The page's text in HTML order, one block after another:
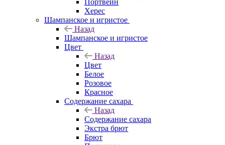
Портвейн
Херес
Шампанское и игристое
Назад
Шампанское и игристое
Цвет
Назад
Цвет
Белое
Розовое
Красное
Содержание сахара
Назад
Содержание сахара
Экстра брют
Брют